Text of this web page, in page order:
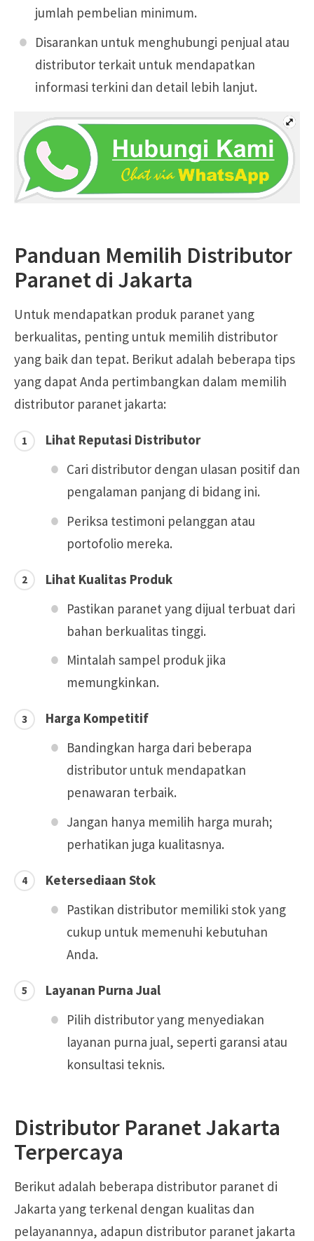
jumlah pembelian minimum.
Disarankan untuk menghubungi penjual atau
distributor terkait untuk mendapatkan
informasi terkini dan detail lebih lanjut.
Panduan Memilih Distributor
Paranet di Jakarta
Untuk mendapatkan produk paranet yang
berkualitas, penting untuk memilih distributor
yang baik dan tepat. Berikut adalah beberapa tips
yang dapat Anda pertimbangkan dalam memilih
distributor paranet jakarta:
Lihat Reputasi Distributor
Cari distributor dengan ulasan positif dan
pengalaman panjang di bidang ini.
Periksa testimoni pelanggan atau
portofolio mereka.
Lihat Kualitas Produk
Pastikan paranet yang dijual terbuat dari
bahan berkualitas tinggi.
Mintalah sampel produk jika
memungkinkan.
Harga Kompetitif
Bandingkan harga dari beberapa
distributor untuk mendapatkan
penawaran terbaik.
Jangan hanya memilih harga murah;
perhatikan juga kualitasnya.
Ketersediaan Stok
Pastikan distributor memiliki stok yang
cukup untuk memenuhi kebutuhan
Anda.
Layanan Purna Jual
Pilih distributor yang menyediakan
layanan purna jual, seperti garansi atau
konsultasi teknis.
Distributor Paranet Jakarta
Terpercaya
Berikut adalah beberapa distributor paranet di
Jakarta yang terkenal dengan kualitas dan
pelayanannya, adapun distributor paranet jakarta